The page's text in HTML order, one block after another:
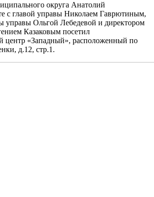
округа Анатолий
с главой управы Николаем Гаврютиным,
управы Ольгой Лебедевой и директором
Казаковым посетил
центр «Западный», расположенный по
д.12, стр.1.